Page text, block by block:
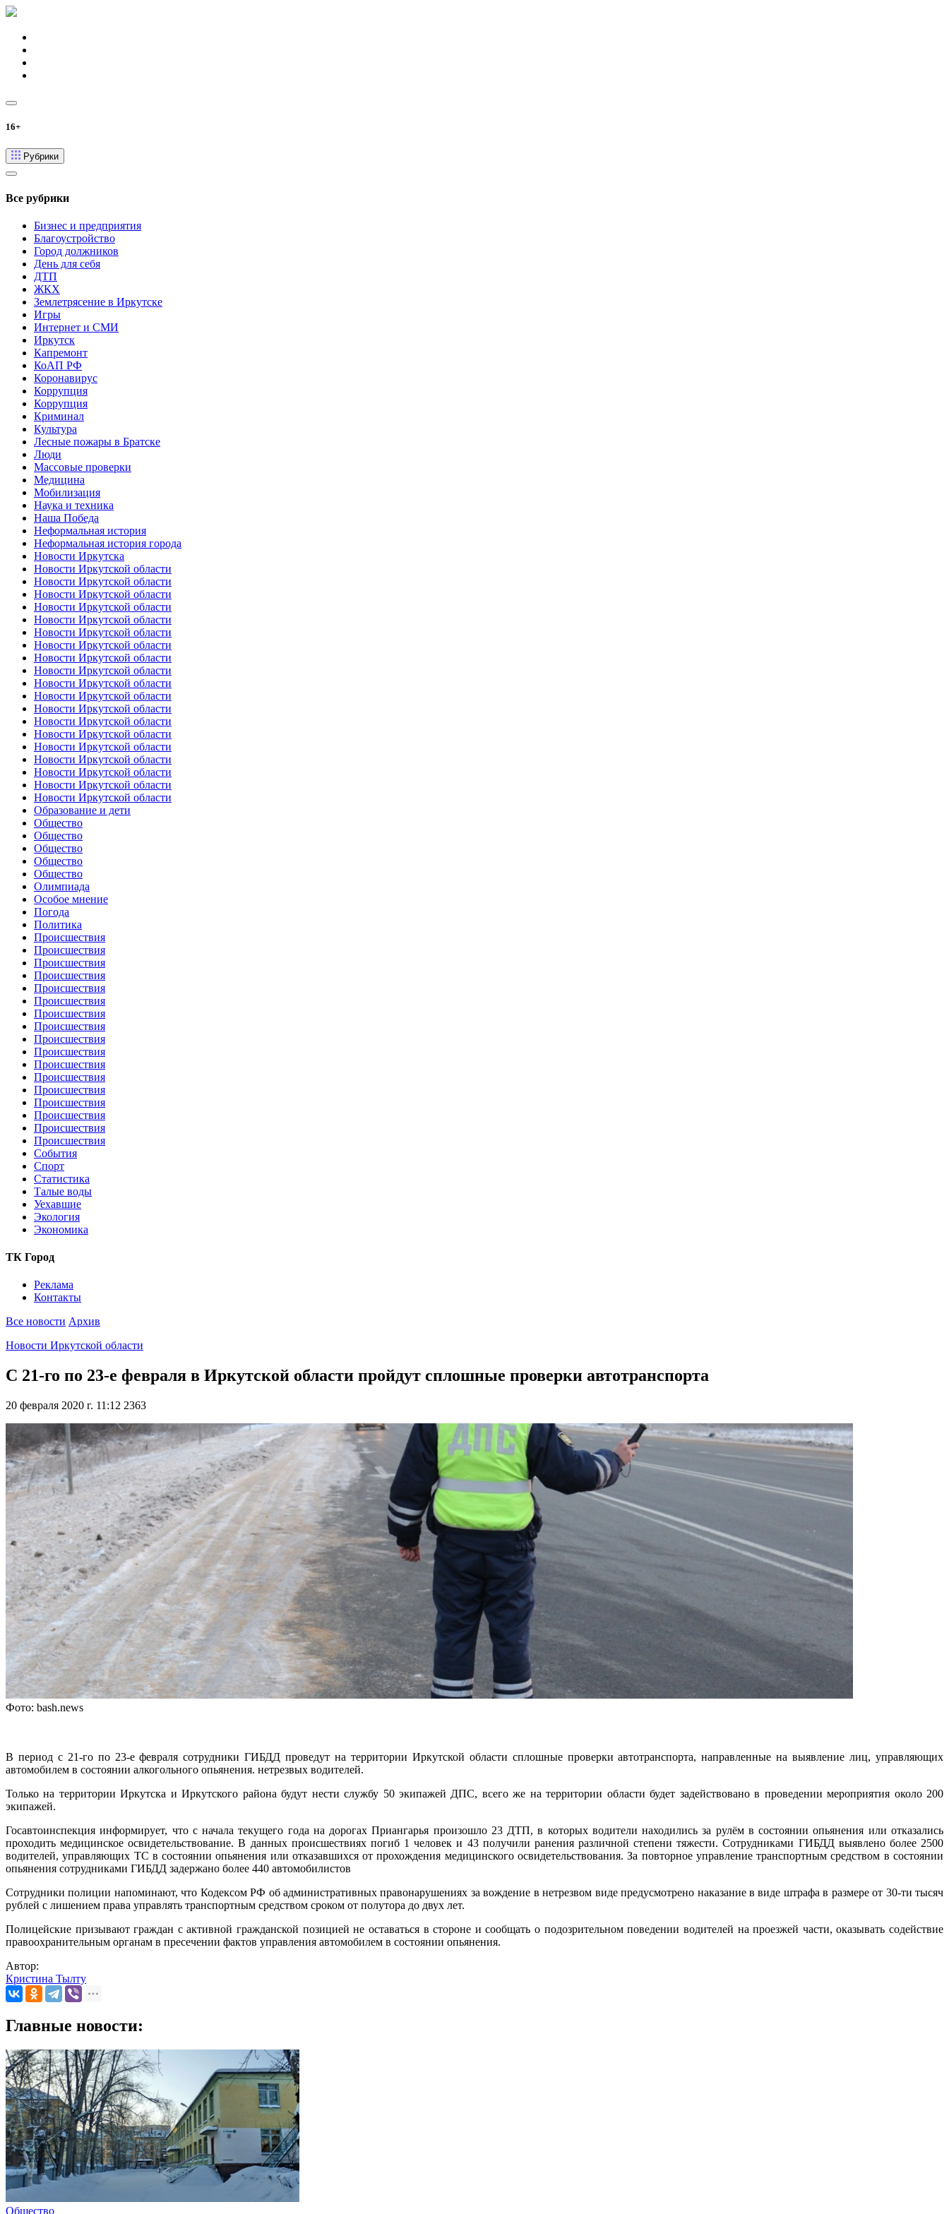
16+
Рубрики
Все рубрики
Бизнес и предприятия
Благоустройство
Город должников
День для себя
ДТП
ЖКХ
Землетрясение в Иркутске
Игры
Интернет и СМИ
Иркутск
Капремонт
КоАП РФ
Коронавирус
Коррупция
Коррупция
Криминал
Культура
Лесные пожары в Братске
Люди
Массовые проверки
Медицина
Мобилизация
Наука и техника
Наша Победа
Неформальная история
Неформальная история города
Новости Иркутска
Новости Иркутской области
Новости Иркутской области
Новости Иркутской области
Новости Иркутской области
Новости Иркутской области
Новости Иркутской области
Новости Иркутской области
Новости Иркутской области
Новости Иркутской области
Новости Иркутской области
Новости Иркутской области
Новости Иркутской области
Новости Иркутской области
Новости Иркутской области
Новости Иркутской области
Новости Иркутской области
Новости Иркутской области
Новости Иркутской области
Новости Иркутской области
Образование и дети
Общество
Общество
Общество
Общество
Общество
Олимпиада
Особое мнение
Погода
Политика
Происшествия
Происшествия
Происшествия
Происшествия
Происшествия
Происшествия
Происшествия
Происшествия
Происшествия
Происшествия
Происшествия
Происшествия
Происшествия
Происшествия
Происшествия
Происшествия
Происшествия
События
Спорт
Статистика
Талые воды
Уехавшие
Экология
Экономика
ТК Город
Реклама
Контакты
Все новости Архив
Новости Иркутской области
С 21-го по 23-е февраля в Иркутской области пройдут сплошные проверки автотранспорта
20 февраля 2020 г. 11:12 2363
Фото: bash.news
В период с 21-го по 23-е февраля сотрудники ГИБДД проведут на территории Иркутской области сплошные проверки автотранспорта, направленные на выявление лиц, управляющих
автомобилем в состоянии алкогольного опьянения. нетрезвых водителей.
Только на территории Иркутска и Иркутского района будут нести службу 50 экипажей ДПС, всего же на территории области будет задействовано в проведении мероприятия около 200
экипажей.
Госавтоинспекция информирует, что с начала текущего года на дорогах Приангарья произошло 23 ДТП, в которых водители находились за рулём в состоянии опьянения или отказались
проходить медицинское освидетельствование. В данных происшествиях погиб 1 человек и 43 получили ранения различной степени тяжести. Сотрудниками ГИБДД выявлено более 2500
водителей, управляющих ТС в состоянии опьянения или отказавшихся от прохождения медицинского освидетельствования. За повторное управление транспортным средством в состоянии
опьянения сотрудниками ГИБДД задержано более 440 автомобилистов
Сотрудники полиции напоминают, что Кодексом РФ об административных правонарушениях за вождение в нетрезвом виде предусмотрено наказание в виде штрафа в размере от 30-ти тысяч
рублей с лишением права управлять транспортным средством сроком от полутора до двух лет.
Полицейские призывают граждан с активной гражданской позицией не оставаться в стороне и сообщать о подозрительном поведении водителей на проезжей части, оказывать содействие
правоохранительным органам в пресечении фактов управления автомобилем в состоянии опьянения.
Автор:
Кристина Тылту
Главные новости:
Общество